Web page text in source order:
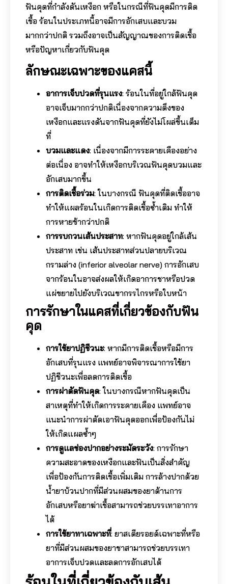
ฟันคุดที่กำลังดันเหงือก หรือในกรณีที่ฟันคุดมีการติด
เชื้อ ร้อนในประเภทนี้อาจมีการอักเสบและบวม
มากกว่าปกติ รวมถึงอาจเป็นสัญญาณของการติดเชื้อ
หรือปัญหาเกี่ยวกับฟันคุด
ลักษณะเฉพาะของแคสนี้
อาการเจ็บปวดที่รุนแรง: ร้อนในที่อยู่ใกล้ฟันคุด
อาจเจ็บมากกว่าปกติเนื่องจากความตึงของ
เหงือกและแรงดันจากฟันคุดที่ยังไม่โผล่ขึ้นเต็ม
ที่
บวมและแดง: เนื่องจากมีการระคายเคืองอย่าง
ต่อเนื่อง อาจทำให้เหงือกบริเวณฟันคุดบวมและ
อักเสบมากขึ้น
การติดเชื้อร่วม: ในบางกรณี ฟันคุดที่ติดเชื้ออาจ
ทำให้แผลร้อนในเกิดการติดเชื้อซ้ำเติม ทำให้
การหายช้ากว่าปกติ
การรบกวนเส้นประสาท: หากฟันคุดอยู่ใกล้เส้น
ประสาท เช่น เส้นประสาทส่วนปลายบริเวณ
กรามล่าง (inferior alveolar nerve) การอักเสบ
จากร้อนในอาจส่งผลให้เกิดอาการชาหรือปวด
แผ่ขยายไปยังบริเวณขากรรไกรหรือใบหน้า
การรักษาในแคสที่เกี่ยวข้องกับฟัน
คุด
การใช้ยาปฏิชีวนะ: หากมีการติดเชื้อหรือมีการ
อักเสบที่รุนแรง แพทย์อาจพิจารณาการใช้ยา
ปฏิชีวนะเพื่อลดการติดเชื้อ
การผ่าตัดฟันคุด: ในบางกรณีหากฟันคุดเป็น
สาเหตุที่ทำให้เกิดการระคายเคือง แพทย์อาจ
แนะนำการผ่าตัดเอาฟันคุดออกเพื่อป้องกันไม่
ให้เกิดแผลซ้ำๆ
การดูแลช่องปากอย่างระมัดระวัง: การรักษา
ความสะอาดของเหงือกและฟันเป็นสิ่งสำคัญ
เพื่อป้องกันการติดเชื้อเพิ่มเติม การล้างปากด้วย
น้ำยาบ้วนปากที่มีส่วนผสมของยาต้านการ
อักเสบหรือยาฆ่าเชื้อสามารถช่วยบรรเทาอาการ
ได้
การใช้ยาทาเฉพาะที่: ยาสเตียรอยด์เฉพาะที่หรือ
ยาที่มีส่วนผสมของยาชาสามารถช่วยบรรเทา
อาการเจ็บปวดและลดการอักเสบได้